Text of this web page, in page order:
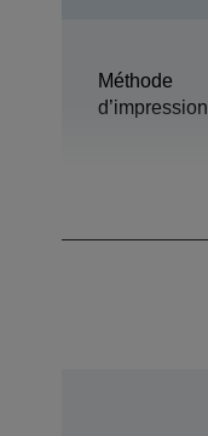
Méthode
d’impression